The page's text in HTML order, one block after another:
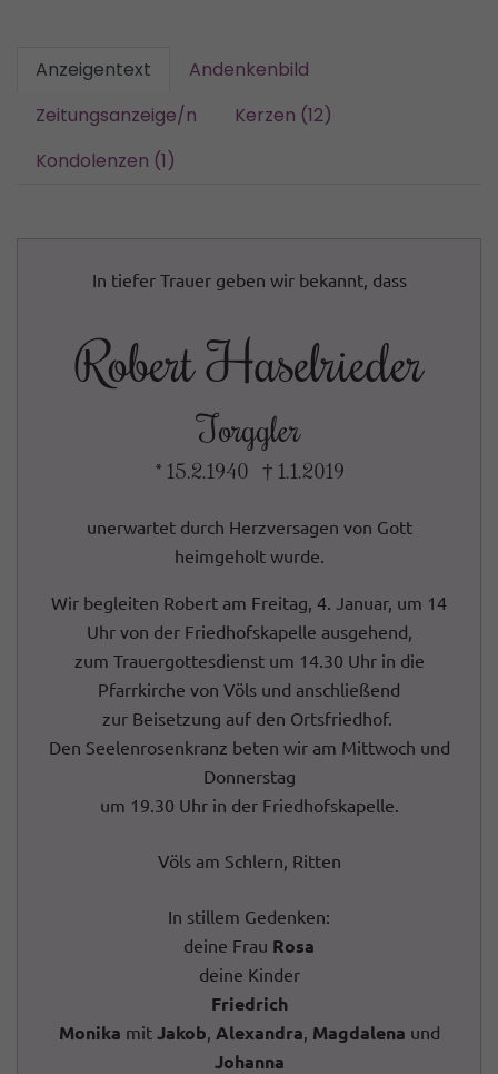
Anzeigentext
Andenkenbild
Zeitungsanzeige/n
Kerzen (12)
Kondolenzen (1)
In tiefer Trauer geben wir bekannt, dass
Robert Haselrieder
Torggler
* 15.2.1940 † 1.1.2019
unerwartet durch Herzversagen von Gott
heimgeholt wurde.
Wir begleiten Robert am Freitag, 4. Januar, um 14
Uhr von der Friedhofskapelle ausgehend,
zum Trauergottesdienst um 14.30 Uhr in die
Pfarrkirche von Völs und anschließend
zur Beisetzung auf den Ortsfriedhof.
Den Seelenrosenkranz beten wir am Mittwoch und
Donnerstag
um 19.30 Uhr in der Friedhofskapelle.
Völs am Schlern, Ritten
In stillem Gedenken:
deine Frau Rosa
deine Kinder
Friedrich
Monika mit Jakob, Alexandra, Magdalena und
Johanna